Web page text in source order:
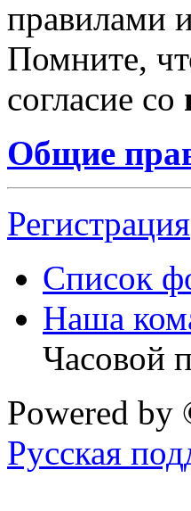
правилами
Помните,
согласие со
Общие
Регистрация
Список
Наша
Часовой
Powered by
Русская